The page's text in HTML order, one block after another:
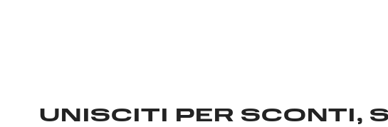
UNISCITI PER SCONTI,